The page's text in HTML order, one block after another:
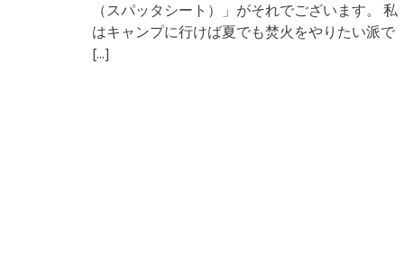
（スパッタシート）」がそれでございます。 私
はキャンプに行けば夏でも焚火をやりたい派で
[...]